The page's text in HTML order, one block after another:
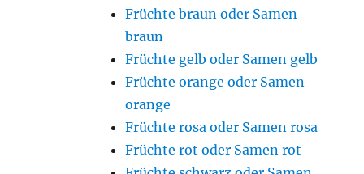
Früchte braun oder Samen
braun
Früchte gelb oder Samen gelb
Früchte orange oder Samen
orange
Früchte rosa oder Samen rosa
Früchte rot oder Samen rot